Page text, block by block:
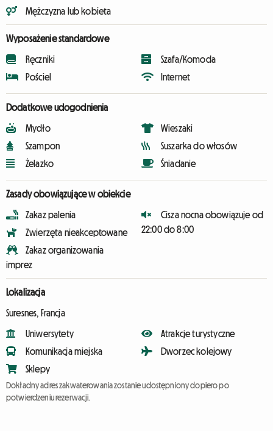
Mężczyzna lub kobieta
Wyposażenie standardowe
Ręczniki
Pościel
Szafa/Komoda
Internet
Dodatkowe udogodnienia
Mydło
Szampon
Żelazko
Wieszaki
Suszarka do włosów
Śniadanie
Zasady obowiązujące w obiekcie
Zakaz palenia
Zwierzęta nieakceptowane
Zakaz organizowania
imprez
Cisza nocna obowiązuje od
22:00 do 8:00
Lokalizacja
Suresnes, Francja
Uniwersytety
Komunikacja miejska
Sklepy
Atrakcje turystyczne
Dworzec kolejowy
Dokładny adres zakwaterowania zostanie udostępniony dopiero po
potwierdzeniu rezerwacji.